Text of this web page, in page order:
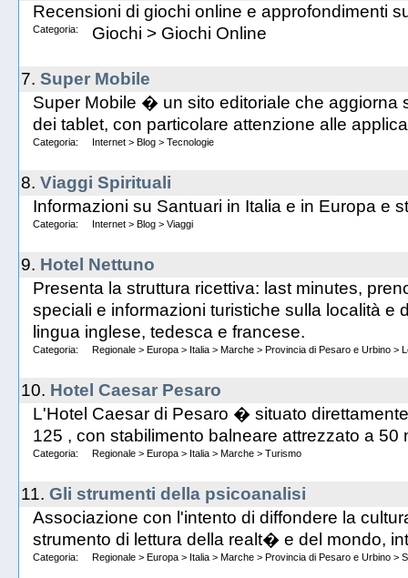
Recensioni di giochi online e approfondimenti
Categoria: Giochi > Giochi Online
7. Super Mobile
Super Mobile � un sito editoriale che aggiorna
dei tablet, con particolare attenzione alle
Categoria: Internet > Blog > Tecnologie
8. Viaggi Spirituali
Informazioni su Santuari in Italia e in Europa e
Categoria: Internet > Blog > Viaggi
9. Hotel Nettuno
Presenta la struttura ricettiva: last minutes,
speciali e informazioni turistiche sulla località e
lingua inglese, tedesca e francese.
Categoria: Regionale > Europa > Italia > Marche > Provincia di Pesaro e Urbino >
10. Hotel Caesar Pesaro
L'Hotel Caesar di Pesaro � situato
125 , con stabilimento balneare attrezzato a 50
Categoria: Regionale > Europa > Italia > Marche > Turismo
11. Gli strumenti della psicoanalisi
Associazione con l'intento di diffondere la
strumento di lettura della realt� e del mondo,
Categoria: Regionale > Europa > Italia > Marche > Provincia di Pesaro e Urbino >